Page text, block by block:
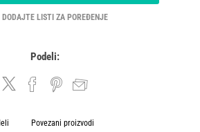
DODAJTE LISTI ZA POREĐENJE
Podeli:
Povezani proizvodi